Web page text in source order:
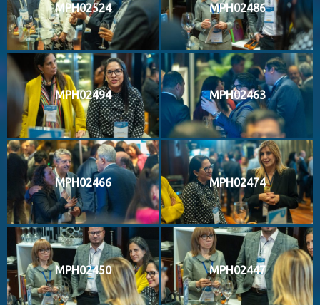
MPH02524 MPH02486
MPH02494 MPH02463
MPH02466 MPH02474
MPH02450 MPH02447